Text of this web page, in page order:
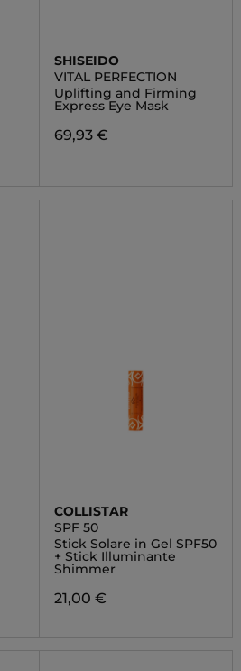
SHISEIDO
VITAL PERFECTION
Uplifting and Firming
Express Eye Mask
69,93 €
COLLISTAR
SPF 50
Stick Solare in Gel SPF50
+ Stick Illuminante
Shimmer
21,00 €